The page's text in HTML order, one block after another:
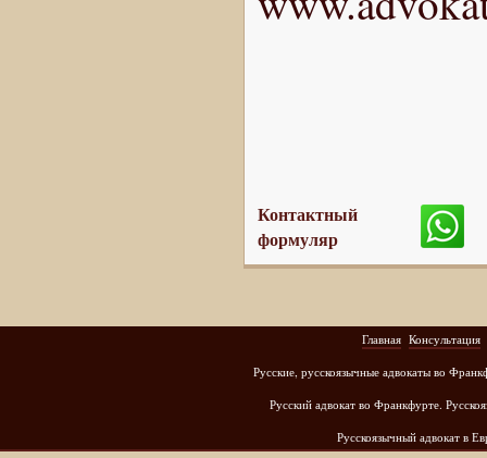
Контактный
формуляр
Главная Консультация
Русские, русскоязычные адвокаты во
Русский адвокат во Франкфурте.
Русскоязычный адвокат в